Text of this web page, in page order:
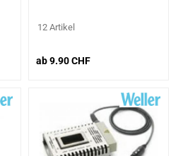
12 Artikel
ab 9.90 CHF